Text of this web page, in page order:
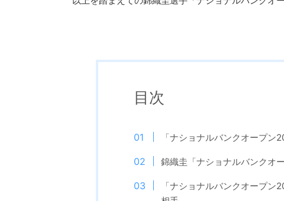
目次
「ナショナルバンクオープン
錦織圭「ナショナルバンクオ
「ナショナルバンクオープ